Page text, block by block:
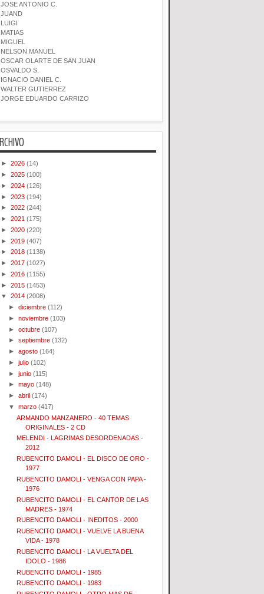
JOSE ANTONIO C.
JUAND
LUIGI
MATIAS
MIGUEL
NELSON MANUEL
OSCAR OLARTE DE SAN JUAN
OSVALDO S.
IGNACIO DANIEL C.
WALTER GUTIERREZ
JORGE EDUARDO CARRIZO
► 2026 (14)
► 2025 (100)
► 2024 (126)
► 2023 (194)
► 2022 (244)
► 2021 (175)
► 2020 (220)
► 2019 (407)
► 2018 (1138)
► 2017 (1027)
► 2016 (1155)
► 2015 (1453)
▼ 2014 (2008)
►diciembre (112)
►noviembre (103)
►octubre (107)
►septiembre (132)
►agosto (164)
►julio (102)
►junio (115)
►mayo (148)
►abril (174)
▼marzo (417)
ARMANDO MANZANERO - 40 TEMAS
ORIGINALES - 2 CD
MELENDI - LAGRIMAS DESORDENADAS -
2012
RUBENCITO DAMOLI - EL DISCO DE ORO -
1977
RUBENCITO DAMOLI - VENGA CON PAPA -
1976
RUBENCITO DAMOLI - EL CANTOR DE LAS
MADRES - 1974
RUBENCITO DAMOLI - INEDITOS - 2000
RUBENCITO DAMOLI - VUELVE LA BUENA
VIDA - 1978
RUBENCITO DAMOLI - LA VUELTA DEL
IDOLO - 1986
RUBENCITO DAMOLI - 1985
RUBENCITO DAMOLI - 1983